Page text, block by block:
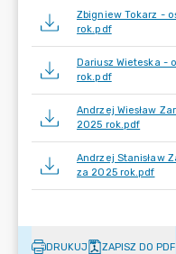
Zbigniew Tokarz -
rok.pdf
Dariusz Wieteska -
rok.pdf
Andrzej Wiesław
2025 rok.pdf
Andrzej Stanisław
za 2025 rok.pdf
DRUKUJ ZAPISZ DO PDF